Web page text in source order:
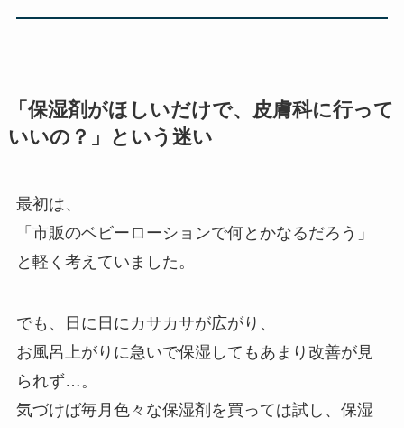
「保湿剤がほしいだけで、皮膚科に行って
いいの？」という迷い
最初は、
「市販のベビーローションで何とかなるだろう」
と軽く考えていました。
でも、日に日にカサカサが広がり、
お風呂上がりに急いで保湿してもあまり改善が見
られず…。
気づけば毎月色々な保湿剤を買っては試し、保湿